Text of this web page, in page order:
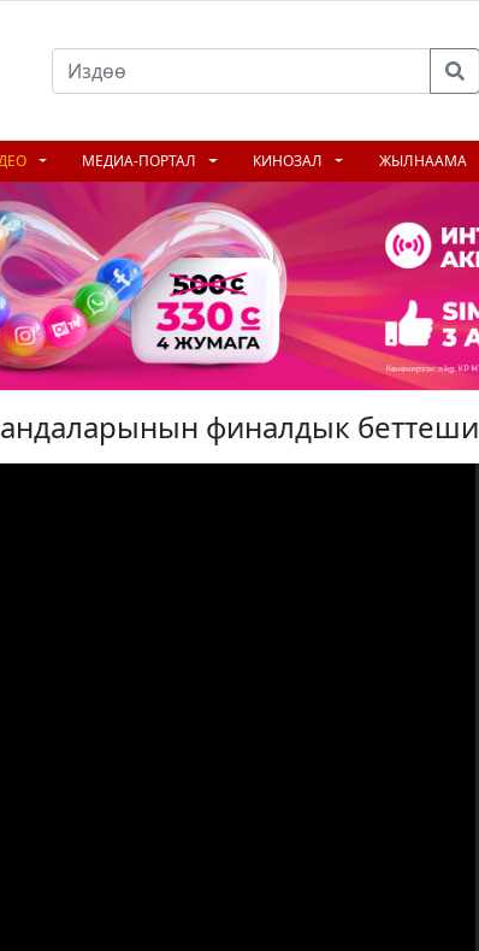
МЕДИА-ПОРТАЛ КИНОЗАЛ ЖЫЛНААМА
финалдык беттеши